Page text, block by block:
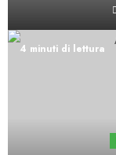
4 minuti di lettura